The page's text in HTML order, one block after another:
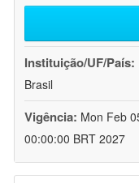
Instituição/UF/País:
Brasil
Vigência: Mon Feb
00:00:00 BRT 2027